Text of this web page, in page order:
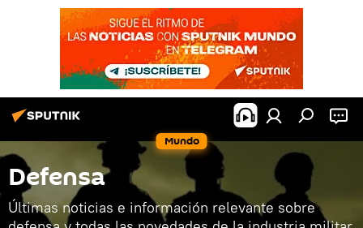
Mundo
Defensa
Últimas noticias e información relevante sobre